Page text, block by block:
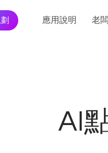
應用說明 老
AI